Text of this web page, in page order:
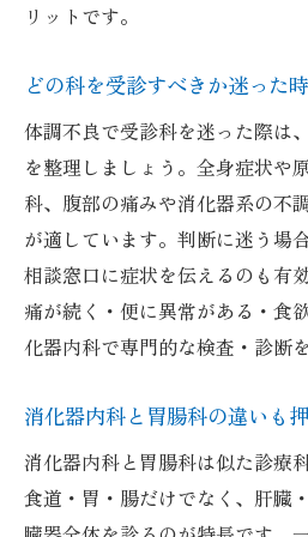
リットです。
どの科を受診すべきか迷った
体調不良で受診科を迷った際は
を整理しましょう。全身症状や
科、腹部の痛みや消化器系の不
が適しています。判断に迷う場
相談窓口に症状を伝えるのも有
痛が続く・便に異常がある・食
化器内科で専門的な検査・診断
消化器内科と胃腸科の違いも
消化器内科と胃腸科は似た診療
食道・胃・腸だけでなく、肝臓